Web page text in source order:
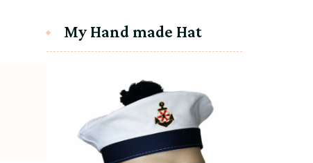
My Hand made Hat